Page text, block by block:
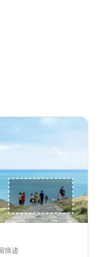
痕迹